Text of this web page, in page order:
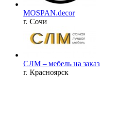
MOSPAN.decor
г. Сочи
СЛМ – мебель на заказ
г. Красноярск